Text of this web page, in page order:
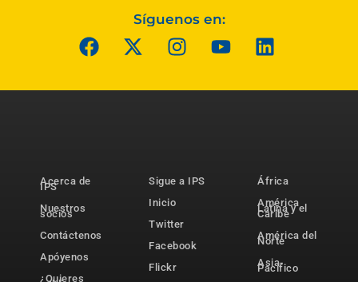
Síguenos en:
Acerca de
IPS
Nuestros
socios
Contáctenos
Apóyenos
¿Quieres
Sigue a IPS
Inicio
Twitter
Facebook
Flickr
África
América
Latina y el
Caribe
América del
Norte
Asia-
Pacífico